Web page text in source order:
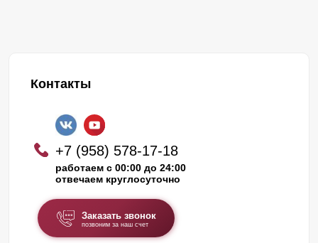
Контакты
+7 (958) 578-17-18
работаем с 00:00 до 24:00
отвечаем круглосуточно
Заказать звонок
позвоним за наш счет